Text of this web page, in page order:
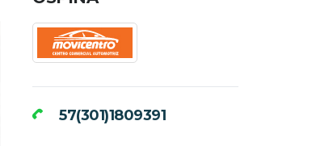
57(301)1809391